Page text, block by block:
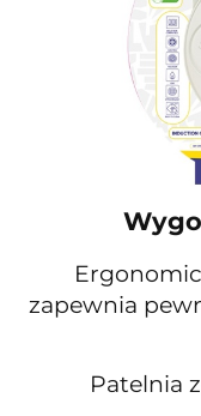
zapewnia
Patelnia